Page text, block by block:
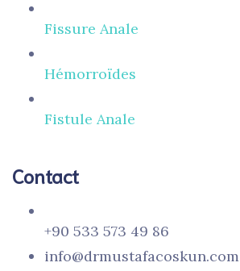
Fissure Anale
Hémorroïdes
Fistule Anale
Contact
+90 533 573 49 86
info@drmustafacoskun.com